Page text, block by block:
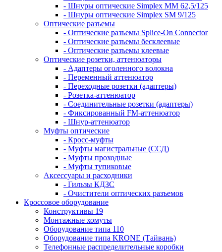
- Шнуры оптические Simplex MM 62,5/125
- Шнуры оптические Simplex SM 9/125
Оптические разъемы
- Оптические разъемы Splice-On Connector
- Оптические разъемы бесклеевые
- Оптические разъемы клеевые
Оптические розетки, аттенюаторы
- Адаптеры оголенного волокна
- Переменный аттенюатор
- Переходные розетки (адаптеры)
- Розетка-аттенюатор
- Соединительные розетки (адаптеры)
- Фиксированный FM-аттенюатор
- Шнур-аттенюатор
Муфты оптические
- Кросс-муфты
- Муфты магистральные (ССД)
- Муфты проходные
- Муфты тупиковые
Аксессуары и расходники
- Гильзы КДЗС
- Очистители оптических разъемов
Кроссовое оборудование
Конструктивы 19
Монтажные хомуты
Оборудование типа 110
Оборудование типа KRONE (Тайвань)
Телефонные распределительные коробки